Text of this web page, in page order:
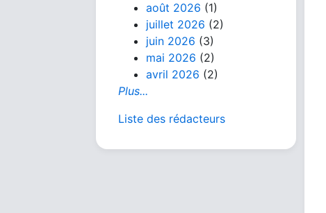
août 2026 (1)
juillet 2026 (2)
juin 2026 (3)
mai 2026 (2)
avril 2026 (2)
Plus...
Liste des rédacteurs